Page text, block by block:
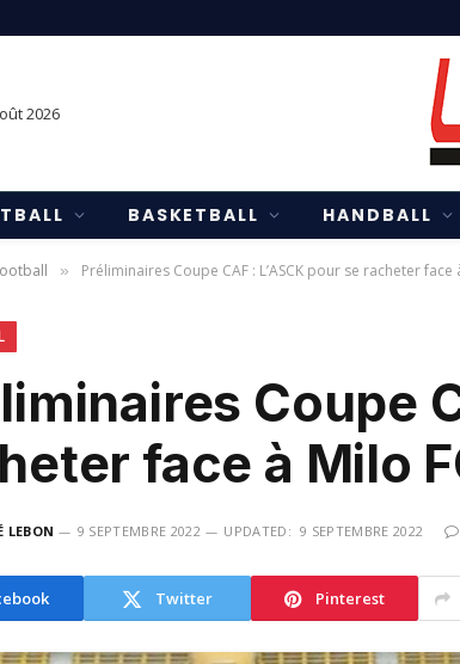
2026
BASKETBALL HANDBALL
» Préliminaires Coupe CAF : L’ASCK pour se racheter
Coupe
face à Milo
LEBON 9 SEPTEMBRE 2022 UPDATED: 9 SEPTEMBRE 2022
Twitter Pinterest